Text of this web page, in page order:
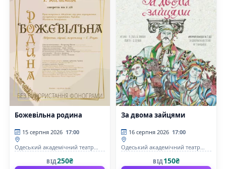
Божевільна родина
15 серпня 2026 17:00
Одеський академічний театр
ВІД250₴
За двома зайцями
16 серпня 2026 17:00
Одеський академічний театр
ВІД150₴